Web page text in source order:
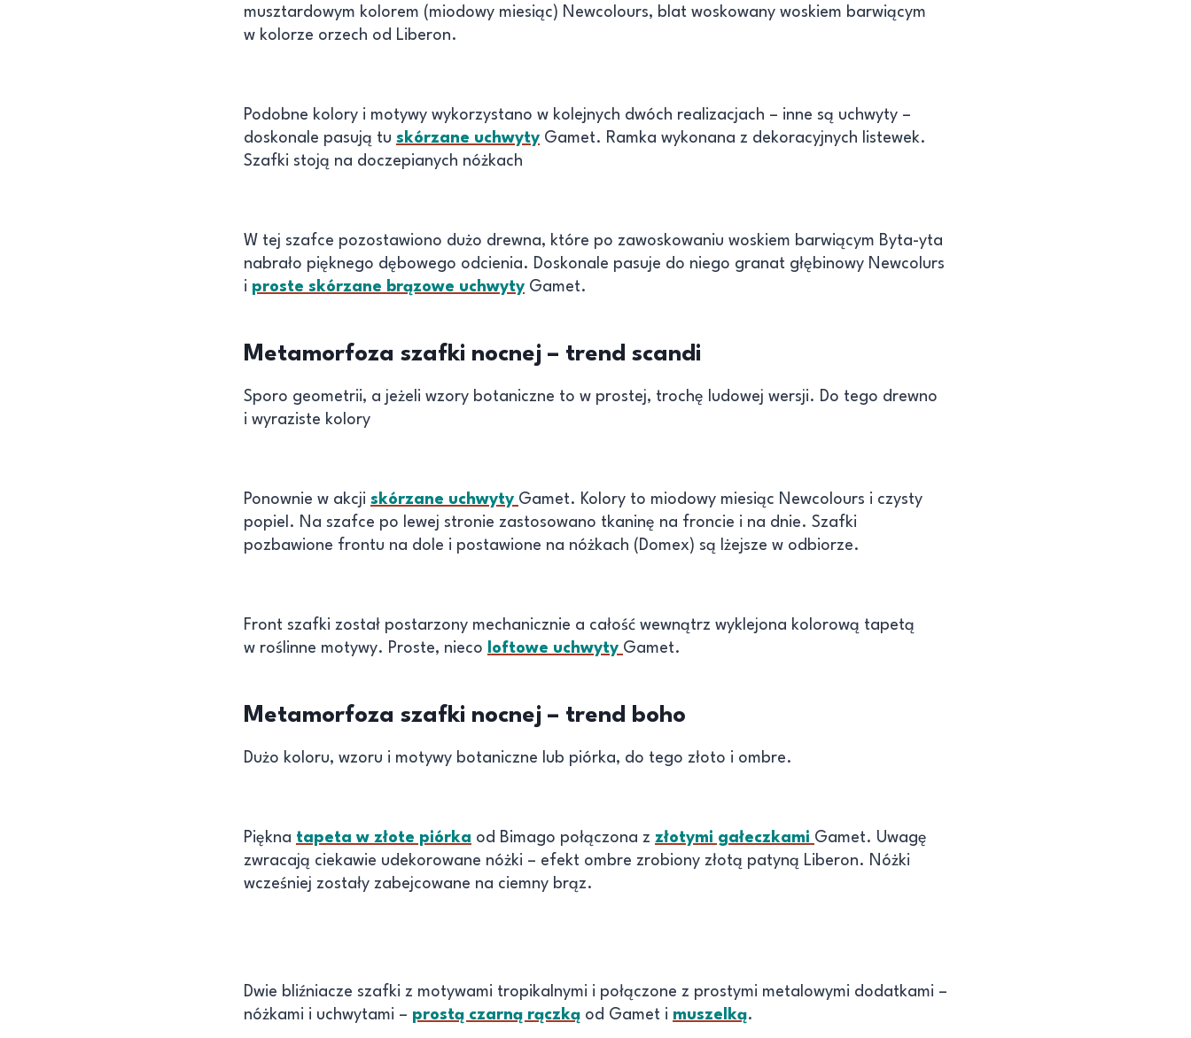
musztardowym kolorem (miodowy miesiąc) Newcolours, blat woskowany woskiem barwiącym
w kolorze orzech od Liberon.
Podobne kolory i motywy wykorzystano w kolejnych dwóch realizacjach – inne są uchwyty –
doskonale pasują tu skórzane uchwyty Gamet. Ramka wykonana z dekoracyjnych listewek.
Szafki stoją na doczepianych nóżkach
W tej szafce pozostawiono dużo drewna, które po zawoskowaniu woskiem barwiącym Byta-yta
nabrało pięknego dębowego odcienia. Doskonale pasuje do niego granat głębinowy Newcolurs
i proste skórzane brązowe uchwyty Gamet.
Metamorfoza szafki nocnej – trend scandi
Sporo geometrii, a jeżeli wzory botaniczne to w prostej, trochę ludowej wersji. Do tego drewno
i wyraziste kolory
Ponownie w akcji skórzane uchwyty Gamet. Kolory to miodowy miesiąc Newcolours i czysty
popiel. Na szafce po lewej stronie zastosowano tkaninę na froncie i na dnie. Szafki
pozbawione frontu na dole i postawione na nóżkach (Domex) są lżejsze w odbiorze.
Front szafki został postarzony mechanicznie a całość wewnątrz wyklejona kolorową tapetą
w roślinne motywy. Proste, nieco
loftowe uchwyty Gamet.
Metamorfoza szafki nocnej – trend boho
Dużo koloru, wzoru i motywy botaniczne lub piórka, do tego złoto i ombre.
Piękna tapeta w złote piórka od Bimago połączona z złotymi gałeczkami Gamet. Uwagę
zwracają ciekawie udekorowane nóżki – efekt ombre zrobiony złotą patyną Liberon. Nóżki
wcześniej zostały zabejcowane na ciemny brąz.
Dwie bliźniacze szafki z motywami tropikalnymi i połączone z prostymi metalowymi dodatkami –
nóżkami i uchwytami – prostą czarną rączką od Gamet i muszelką.